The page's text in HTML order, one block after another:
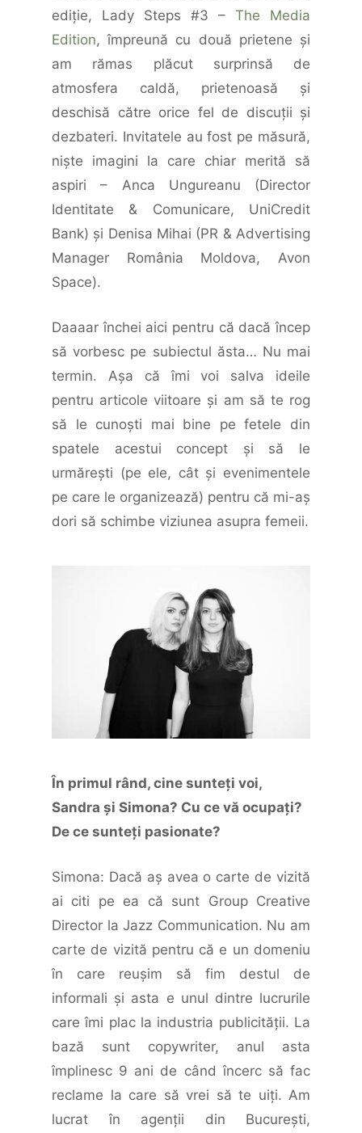
ediţie, Lady Steps #3 – The Media
Edition, împreună cu două prietene şi
am rămas plăcut surprinsă de
atmosfera caldă, prietenoasă şi
deschisă către orice fel de discuţii şi
dezbateri. Invitatele au fost pe măsură,
nişte imagini la care chiar merită să
aspiri – Anca Ungureanu (Director
Identitate & Comunicare, UniCredit
Bank) și Denisa Mihai (PR & Advertising
Manager România Moldova, Avon
Space).
Daaaar închei aici pentru că dacă încep
să vorbesc pe subiectul ăsta… Nu mai
termin. Aşa că îmi voi salva ideile
pentru articole viitoare şi am să te rog
să le cunoşti mai bine pe fetele din
spatele acestui concept şi să le
urmăreşti (pe ele, cât şi evenimentele
pe care le organizează) pentru că mi-aş
dori să schimbe viziunea asupra femeii.
În primul rând, cine sunteţi voi,
Sandra şi Simona? Cu ce vă ocupaţi?
De ce sunteţi pasionate?
Simona: Dacă aş avea o carte de vizită
ai citi pe ea că sunt Group Creative
Director la Jazz Communication. Nu am
carte de vizită pentru că e un domeniu
în care reuşim să fim destul de
informali şi asta e unul dintre lucrurile
care îmi plac la industria publicităţii. La
bază sunt copywriter, anul asta
împlinesc 9 ani de când încerc să fac
reclame la care să vrei să te uiţi. Am
lucrat în agenţii din Bucureşti,